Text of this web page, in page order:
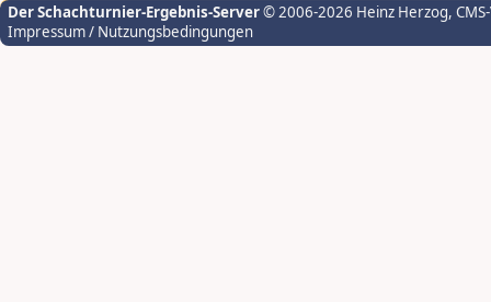
Der Schachturnier-Ergebnis-Server© 2006-2026 Heinz Herzog,
Impressum / Nutzungsbedingungen